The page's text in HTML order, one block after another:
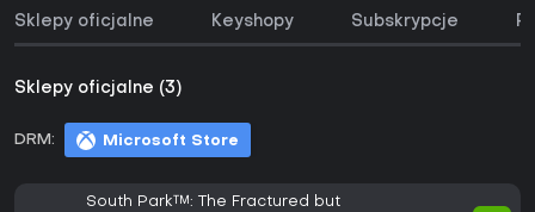
Sklepy oficjalne Keyshopy Subskrypcje
Sklepy oficjalne (3)
DRM: Microsoft Store
South Park™: The Fractured but